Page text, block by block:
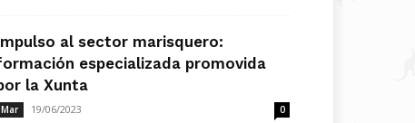
al sector marisquero:
especializada promovida
la Xunta
Mar 19/06/2023 0